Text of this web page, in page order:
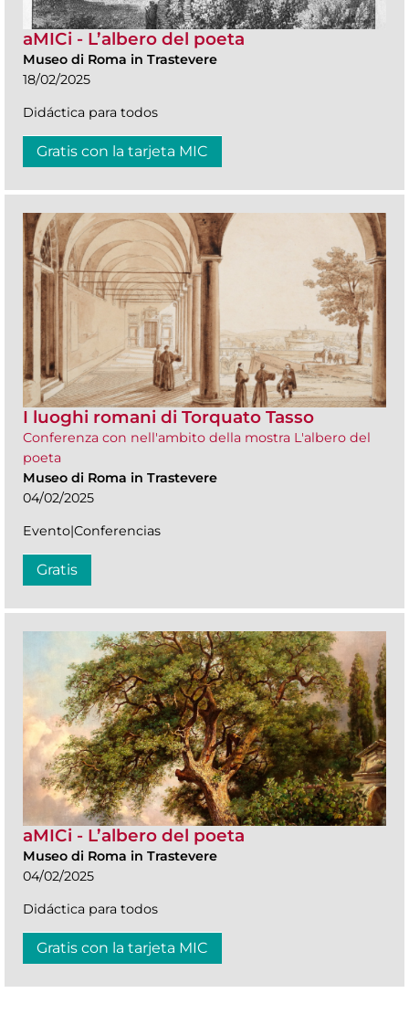
aMICi - L’albero del poeta
Museo di Roma in Trastevere
18/02/2025
Didáctica para todos
Gratis con la tarjeta MIC
I luoghi romani di Torquato Tasso
Conferenza con nell'ambito della mostra L'albero del
poeta
Museo di Roma in Trastevere
04/02/2025
Evento|Conferencias
Gratis
aMICi - L’albero del poeta
Museo di Roma in Trastevere
04/02/2025
Didáctica para todos
Gratis con la tarjeta MIC